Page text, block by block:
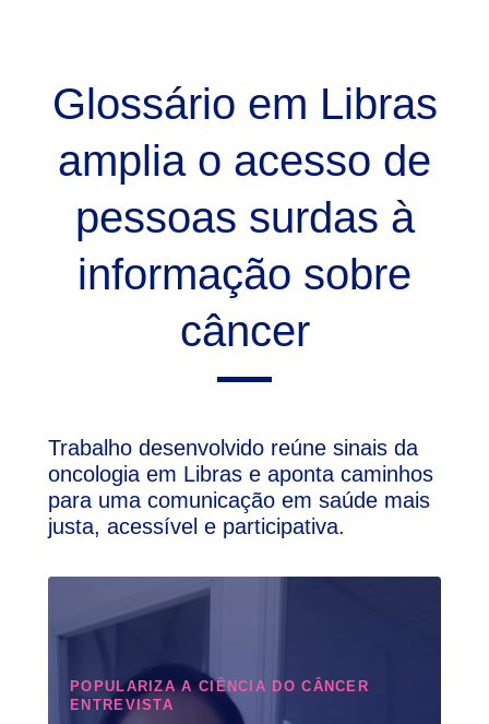
Glossário em Libras
amplia o acesso de
pessoas surdas à
informação sobre
câncer
Trabalho desenvolvido reúne sinais da
oncologia em Libras e aponta caminhos
para uma comunicação em saúde mais
justa, acessível e participativa.
POPULARIZA A CIÊNCIA DO CÂNCER
ENTREVISTA